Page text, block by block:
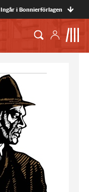
Ingår i Bonnierförlagen